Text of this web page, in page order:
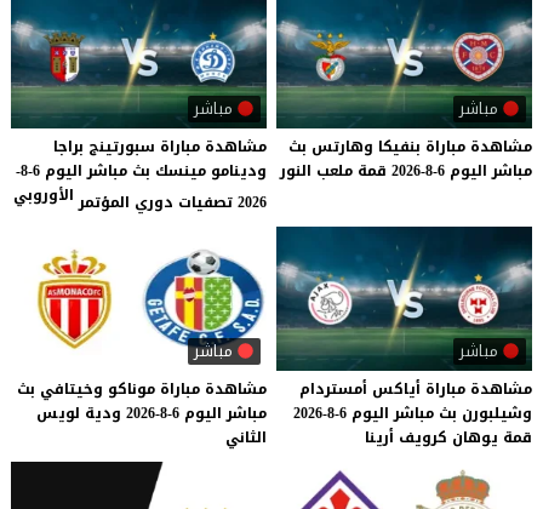
مباشر
مشاهدة مباراة بنفيكا وهارتس بث
مباشر اليوم 6-8-2026 قمة ملعب النور
مباشر
مشاهدة مباراة سبورتينج براجا
ودينامو مينسك بث مباشر اليوم 6-8-
2026 تصفيات دوري المؤتمر
الأوروبي
مباشر
مشاهدة مباراة أياكس أمستردام
وشيلبورن بث مباشر اليوم 6-8-2026
قمة يوهان كرويف أرينا
مباشر
مشاهدة مباراة موناكو وخيتافي بث
مباشر اليوم 6-8-2026 ودية لويس
الثاني